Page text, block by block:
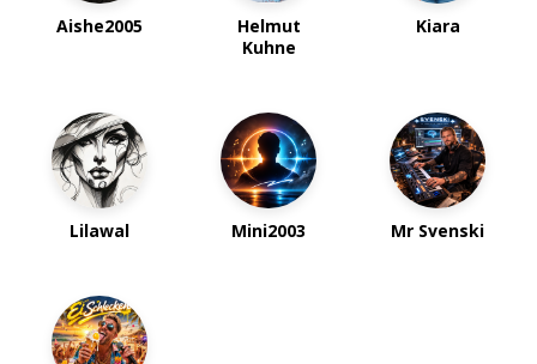
Aishe2005
Helmut
Kuhne
Kiara
Lilawal Mini2003 Mr Svenski